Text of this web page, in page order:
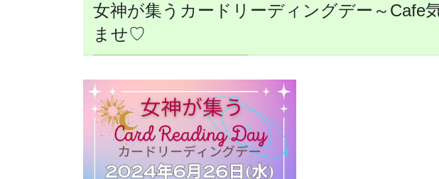
女神が集うカードリーディングデー～Cafe
ませ♡